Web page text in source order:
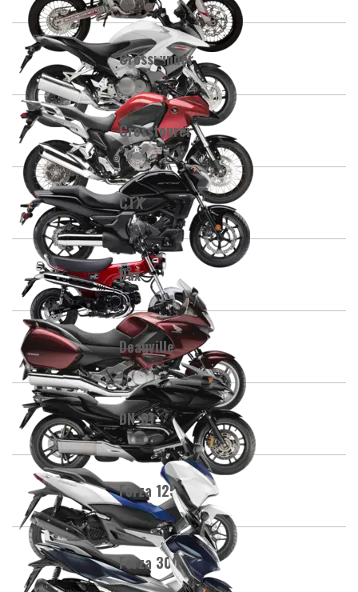
Crossrunner
Crosstourer
CTX
Dax
Deauville
DN-01
Forza 125
Forza 300